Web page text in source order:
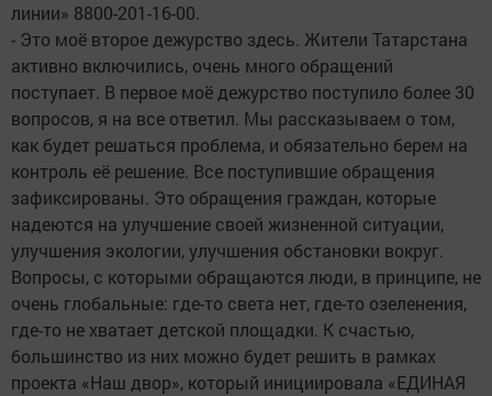
линии» 8800-201-16-00.
- Это моё второе дежурство здесь. Жители Татарстана
активно включились, очень много обращений
поступает. В первое моё дежурство поступило более 30
вопросов, я на все ответил. Мы рассказываем о том,
как будет решаться проблема, и обязательно берем на
контроль её решение. Все поступившие обращения
зафиксированы. Это обращения граждан, которые
надеются на улучшение своей жизненной ситуации,
улучшения экологии, улучшения обстановки вокруг.
Вопросы, с которыми обращаются люди, в принципе, не
очень глобальные: где-то света нет, где-то озеленения,
где-то не хватает детской площадки. К счастью,
большинство из них можно будет решить в рамках
проекта «Наш двор», который инициировала «ЕДИНАЯ